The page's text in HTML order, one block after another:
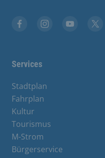
Services
Stadtplan
Fahrplan
Kultur
Tourismus
M-Strom
Bürgerservice